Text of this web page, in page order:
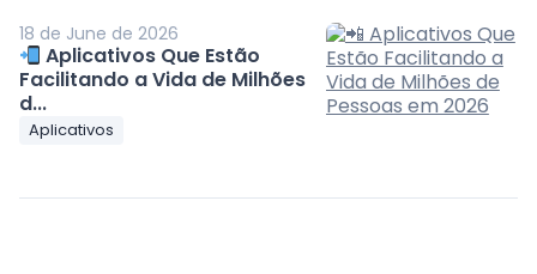
18 de June de 2026
Aplicativos Que Estão
Facilitando a Vida de Milhões
d...
Aplicativos